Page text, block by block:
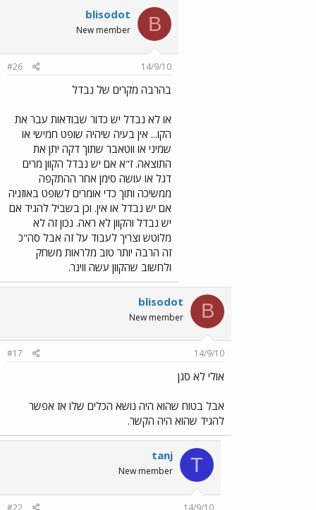
B
blisodot
New member
14/9/10
#26
בהרבה מקרים של נבדל
או לא נבדל יש כדור שבודאות עבר את
הקו... אין בעיה שיהיה שופט חמישי או
שמיני או ווטאבר שתוך דקה יתן את
התוצאה. ז"א אם יש נבדל הקוון מרים
דגל או עושה סימן אחר ההתקפה
ממשיכה ותוך כדי אומרים לשופט באוזניה
אם יש נבדל או אין. וכן בשביל להגיד אם
יש נבדל והקוון לא ראה. נכון זה לא
מלוטש וצריך לעבוד על זה אבל סה"כ
זה הרבה יותר טוב מלראות משחק
ולחשוב שהקוון עשה ווינר.
B
blisodot
New member
14/9/10
#17
אולי לא סגן
אבל בטוח שהוא היה נושא הכלים שלו אז אפשר
להגיד שהוא היה הקשר.
T
tanj
New member
14/9/10
#22